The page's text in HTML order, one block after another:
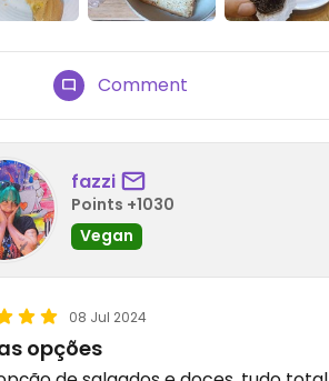
Comment
fazzi
Points +1030
Vegan
08 Jul 2024
opções